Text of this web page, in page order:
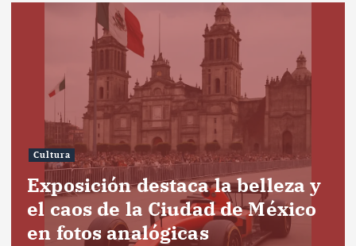
Cultura
Exposición destaca la belleza y
el caos de la Ciudad de México
en fotos analógicas